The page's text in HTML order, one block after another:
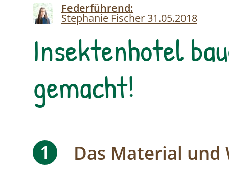
ImageFederführend:
Stephanie Fischer 31.05.2018
Insektenhotel
gemacht!
1 Das Material und